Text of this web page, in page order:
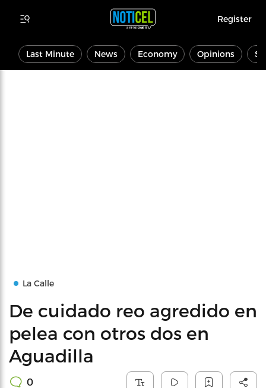
Register
Last Minute News Economy Opinions
La Calle
De cuidado reo agredido en
pelea con otros dos en
Aguadilla
0